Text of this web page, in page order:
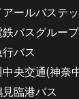
アールバステ
バスグループ
バス
央交通(神奈
見臨港バス